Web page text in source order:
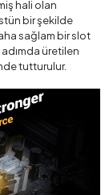
hali olan
bir şekilde
sağlam bir slot
üretilen
tutturulur.